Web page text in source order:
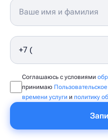
Соглашаюсь с условиями
принимаю
времени услуги и политику